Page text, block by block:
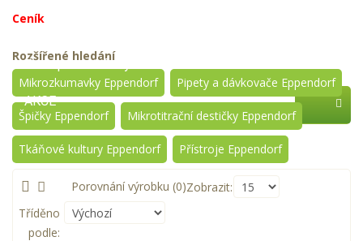
Služby
Zastupované firmy
AKCE
Ceník
Rozšířené hledání
Mikrozkumavky Eppendorf
Pipety a dávkovače Eppendorf
Špičky Eppendorf Mikrotitrační destičky Eppendorf
Tkáňové kultury Eppendorf Přístroje Eppendorf
Porovnání výrobku (0)Zobrazit:
Tříděno
podle: